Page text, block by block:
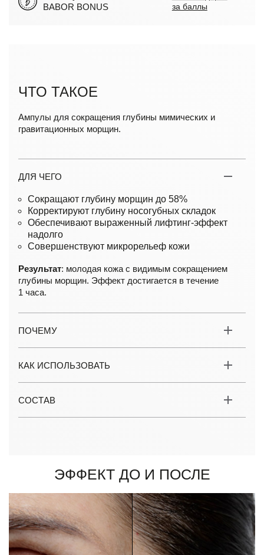
BABOR BONUS
за баллы
ЧТО ТАКОЕ
Ампулы для сокращения глубины мимических и
гравитационных морщин.
ДЛЯ ЧЕГО
Сокращают глубину морщин до 58%
Корректируют глубину носогубных складок
Обеспечивают выраженный лифтинг-эффект
надолго
Совершенствуют микрорельеф кожи
Результат: молодая кожа с видимым сокращением
глубины морщин. Эффект достигается в течение
1 часа.
ПОЧЕМУ
КАК ИСПОЛЬЗОВАТЬ
СОСТАВ
Эффект до и после